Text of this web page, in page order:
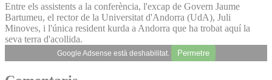
Entre els assistents a la conferència, l'excap de Govern Jaume
Bartumeu, el rector de la Universitat d'Andorra (UdA), Juli
Minoves, i l'única resident kurda a Andorra que ha trobat aquí la
seva terra d'acollida.
Google Adsense està deshabilitat. Permetre